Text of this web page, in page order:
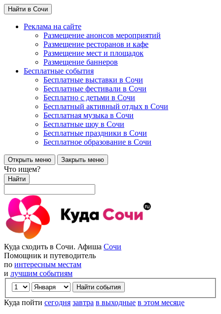
Найти в Сочи
Реклама на сайте
Размещение анонсов мероприятий
Размещение ресторанов и кафе
Размещение мест и площадок
Размещение баннеров
Бесплатные события
Бесплатные выставки в Сочи
Бесплатные фестивали в Сочи
Бесплатно с детьми в Сочи
Бесплатный активный отдых в Сочи
Бесплатная музыка в Сочи
Бесплатные шоу в Сочи
Бесплатные праздники в Сочи
Бесплатное образование в Сочи
Открыть меню Закрыть меню
Что ищем?
Найти
Куда сходить в Сочи. Афиша Сочи
Помощник и путеводитель
по интересным местам
и лучшим событиям
Куда пойти сегодня завтра в выходные в этом месяце